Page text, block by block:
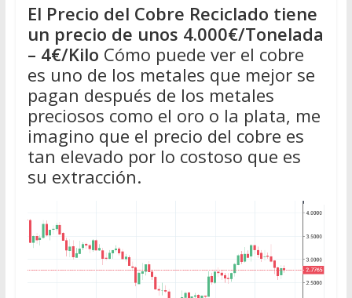
El Precio del Cobre Reciclado tiene
un precio de unos 4.000€/Tonelada
– 4€/Kilo Cómo puede ver el cobre
es uno de los metales que mejor se
pagan después de los metales
preciosos como el oro o la plata, me
imagino que el precio del cobre es
tan elevado por lo costoso que es
su extracción.